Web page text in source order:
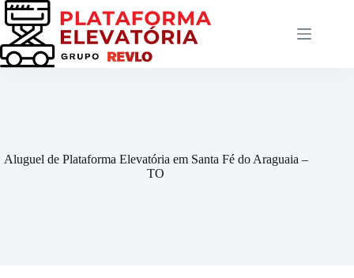
Pular
para
conteúdo
Aluguel de Plataforma Elevatória em Santa Fé do Araguaia –
TO